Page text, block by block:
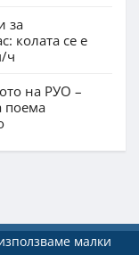
за
колата се е
ч
на РУО –
поема
малки